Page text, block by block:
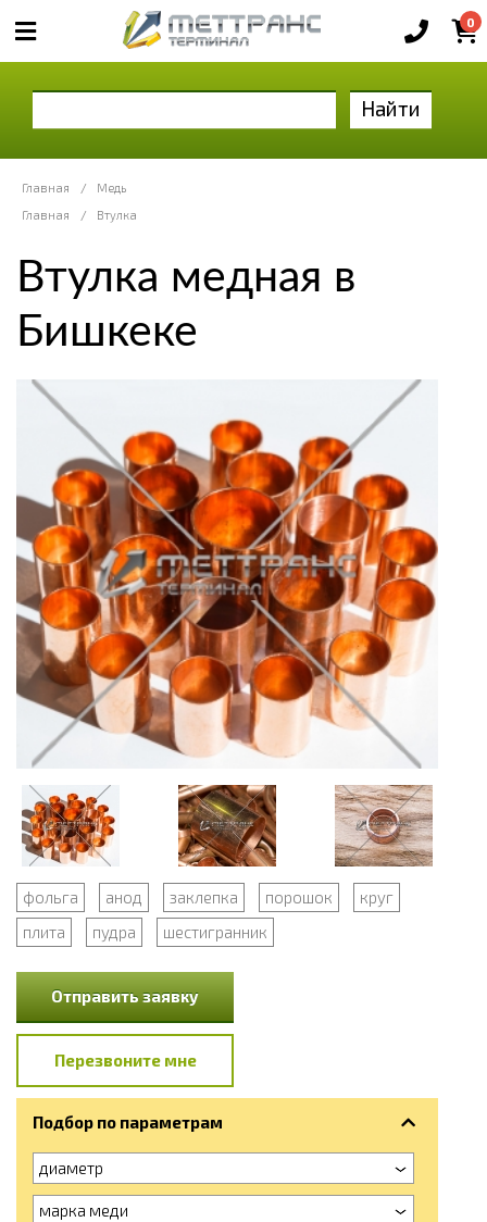
0
Найти
Главная /
Медь
Главная
/ Втулка
Втулка медная в
Бишкеке
фольга анод заклепка порошок
круг
плита
пудра шестигранник
Отправить заявку
Перезвоните мне
Подбор по параметрам
диаметр
марка меди